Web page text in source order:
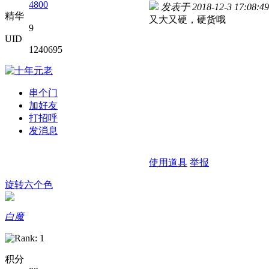
4800
精华
9
UID
1240695
串个门
加好友
打招呼
发消息
发表于 2018-12-3 17:08:49
又大又硬，硬货哦
使用道具 举报
旋转六个色
白魔
积分